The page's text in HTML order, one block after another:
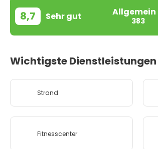
8,7 Sehr gut Allgemein
383
Wichtigste Dienstleistungen
Strand
Fitnesscenter